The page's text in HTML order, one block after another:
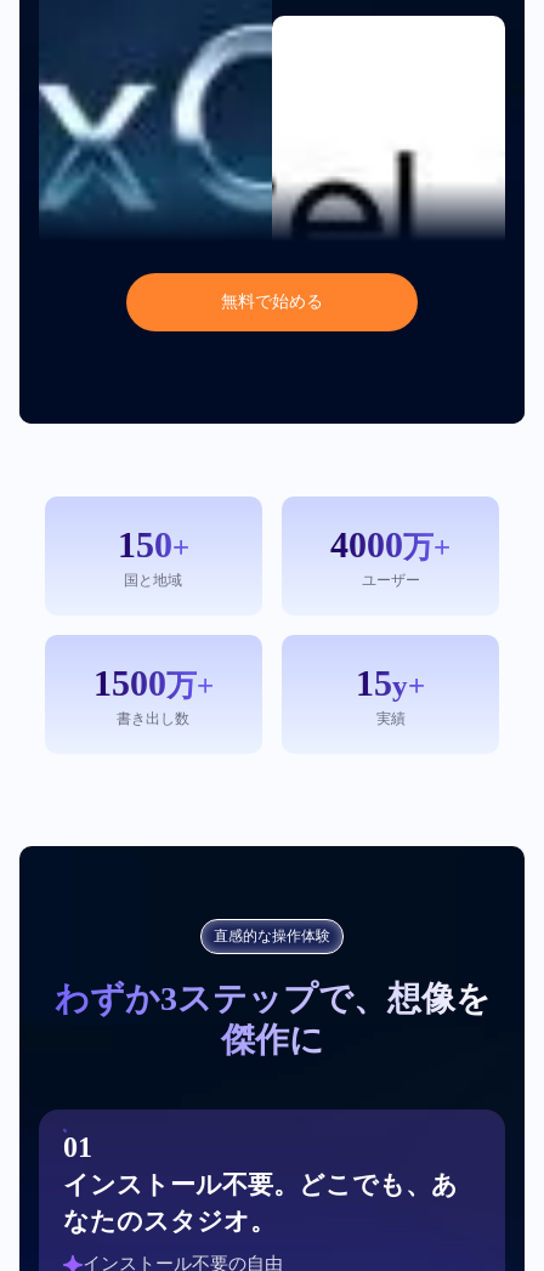
無料で始める
150+
国と地域
4000万+
ユーザー
1500万+
書き出し数
15y+
実績
直感的な操作体験
わずか3ステップで、想像を
傑作に
01
インストール不要。どこでも、あ
なたのスタジオ。
インストール不要の自由